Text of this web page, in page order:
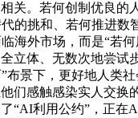
关。若何创制优良的
的挑和、若何推进数
海外市场，而是“若
立体、无数次地尝试
布景下，更好地人类
们感触感染实人交换
“AI利用公约”，正在